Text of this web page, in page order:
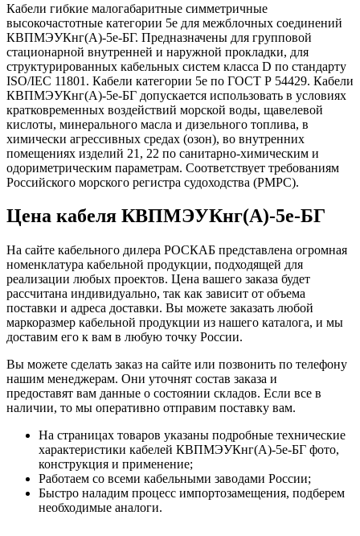
Кабели гибкие малогабаритные симметричные
высокочастотные категории 5е для межблочных соединений
КВПМЭУКнг(А)-5е-БГ. Предназначены для групповой
стационарной внутренней и наружной прокладки, для
структурированных кабельных систем класса D по стандарту
ISO/IEC 11801. Кабели категории 5e по ГОСТ Р 54429. Кабели
КВПМЭУКнг(А)-5е-БГ допускается использовать в условиях
кратковременных воздействий морской воды, щавелевой
кислоты, минерального масла и дизельного топлива, в
химически агрессивных средах (озон), во внутренних
помещениях изделий 21, 22 по санитарно-химическим и
одориметрическим параметрам. Соответствует требованиям
Российского морского регистра судоходства (РМРС).
Цена кабеля КВПМЭУКнг(А)-5е-БГ
На сайте кабельного дилера РОСКАБ представлена огромная
номенклатура кабельной продукции, подходящей для
реализации любых проектов. Цена вашего заказа будет
рассчитана индивидуально, так как зависит от объема
поставки и адреса доставки. Вы можете заказать любой
маркоразмер кабельной продукции из нашего каталога, и мы
доставим его к вам в любую точку России.
Вы можете сделать заказ на сайте или позвонить по телефону
нашим менеджерам. Они уточнят состав заказа и
предоставят вам данные о состоянии складов. Если все в
наличии, то мы оперативно отправим поставку вам.
На страницах товаров указаны подробные технические
характеристики кабелей КВПМЭУКнг(А)-5е-БГ фото,
конструкция и применение;
Работаем со всеми кабельными заводами России;
Быстро наладим процесс импортозамещения, подберем
необходимые аналоги.